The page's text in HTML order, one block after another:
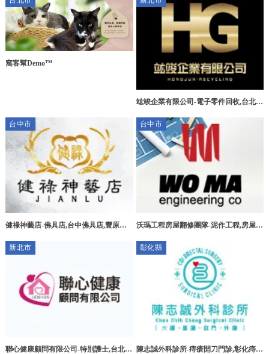
窩客幫Demo™
竑竣企業有限公司-電子零件回收,台北電
電子零件回收
台中市
健祿神藝店-佛具店,台中佛具店,豐原佛
台中市
沃瑪工程房屋翻修團隊-泥作工程,房屋拆
新北市
聯心健康顧問有限公司-特別護士,台北特
彰化縣
陳志誠外科診所-痔瘡開刀門診,彰化痔瘡